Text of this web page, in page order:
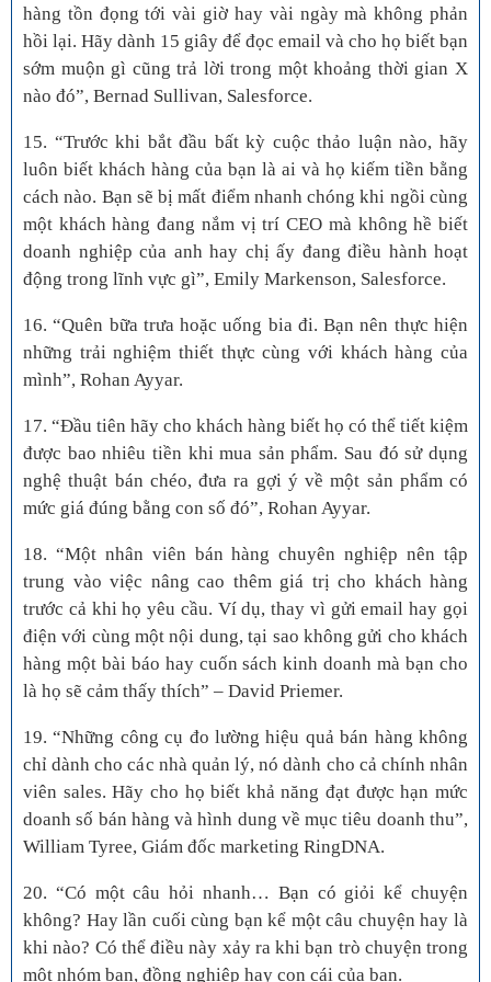
hàng tồn đọng tới vài giờ hay vài ngày mà không phản
hồi lại. Hãy dành 15 giây để đọc email và cho họ biết bạn
sớm muộn gì cũng trả lời trong một khoảng thời gian X
nào đó”, Bernad Sullivan, Salesforce.
15. “Trước khi bắt đầu bất kỳ cuộc thảo luận nào, hãy
luôn biết khách hàng của bạn là ai và họ kiếm tiền bằng
cách nào. Bạn sẽ bị mất điểm nhanh chóng khi ngồi cùng
một khách hàng đang nắm vị trí CEO mà không hề biết
doanh nghiệp của anh hay chị ấy đang điều hành hoạt
động trong lĩnh vực gì”, Emily Markenson, Salesforce.
16. “Quên bữa trưa hoặc uống bia đi. Bạn nên thực hiện
những trải nghiệm thiết thực cùng với khách hàng của
mình”, Rohan Ayyar.
17. “Đầu tiên hãy cho khách hàng biết họ có thể tiết kiệm
được bao nhiêu tiền khi mua sản phẩm. Sau đó sử dụng
nghệ thuật bán chéo, đưa ra gợi ý về một sản phẩm có
mức giá đúng bằng con số đó”, Rohan Ayyar.
18. “Một nhân viên bán hàng chuyên nghiệp nên tập
trung vào việc nâng cao thêm giá trị cho khách hàng
trước cả khi họ yêu cầu. Ví dụ, thay vì gửi email hay gọi
điện với cùng một nội dung, tại sao không gửi cho khách
hàng một bài báo hay cuốn sách kinh doanh mà bạn cho
là họ sẽ cảm thấy thích” – David Priemer.
19. “Những công cụ đo lường hiệu quả bán hàng không
chỉ dành cho các nhà quản lý, nó dành cho cả chính nhân
viên sales. Hãy cho họ biết khả năng đạt được hạn mức
doanh số bán hàng và hình dung về mục tiêu doanh thu”,
William Tyree, Giám đốc marketing RingDNA.
20. “Có một câu hỏi nhanh… Bạn có giỏi kể chuyện
không? Hay lần cuối cùng bạn kể một câu chuyện hay là
khi nào? Có thể điều này xảy ra khi bạn trò chuyện trong
một nhóm bạn, đồng nghiệp hay con cái của bạn.